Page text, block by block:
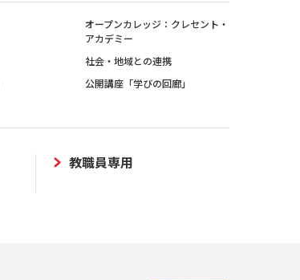
オープンカレッジ：クレセント・
アカデミー
社会・地域との連携
公開講座「学びの回廊」
教職員専用